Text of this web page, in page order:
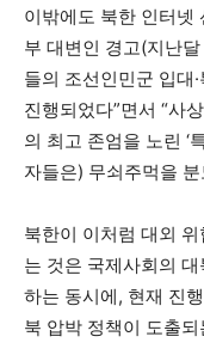
이밖에도 북한 인터넷
부 대변인 경고(지난
들의 조선인민군 입대
진행되었다”면서 “사
의 최고 존엄을 노린 ‘
자들은) 무쇠주먹을
북한이 이처럼 대외
는 것은 국제사회의
하는 동시에, 현재 진
북 압박 정책이 도출